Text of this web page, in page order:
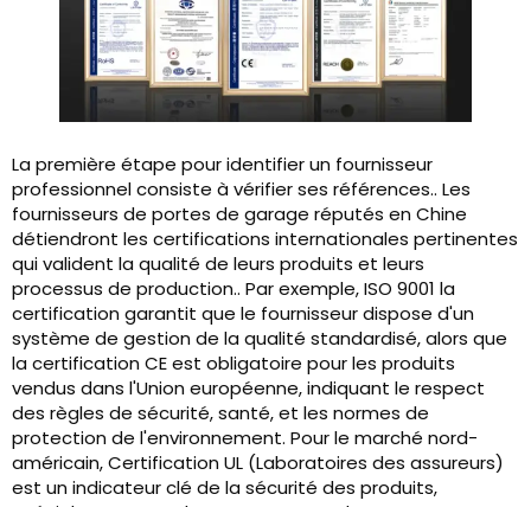
La première étape pour identifier un fournisseur
professionnel consiste à vérifier ses références.. Les
fournisseurs de portes de garage réputés en Chine
détiendront les certifications internationales pertinentes
qui valident la qualité de leurs produits et leurs
processus de production.. Par exemple, ISO 9001 la
certification garantit que le fournisseur dispose d'un
système de gestion de la qualité standardisé, alors que
la certification CE est obligatoire pour les produits
vendus dans l'Union européenne, indiquant le respect
des règles de sécurité, santé, et les normes de
protection de l'environnement. Pour le marché nord-
américain, Certification UL (Laboratoires des assureurs)
est un indicateur clé de la sécurité des produits,